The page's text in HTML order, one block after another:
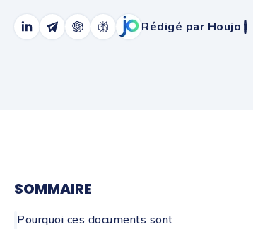
Rédigé par Houjo i
SOMMAIRE
Pourquoi ces documents sont